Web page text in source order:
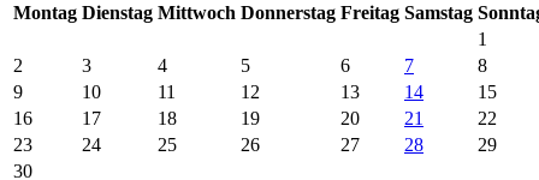
Montag Dienstag Mittwoch Donnerstag Freitag Samstag So
1
2
3 4 5 6 7
8
9
10 11 12 13 14
15
16
17 18 19 20 21
22
23
24 25 26 27 28
29
30